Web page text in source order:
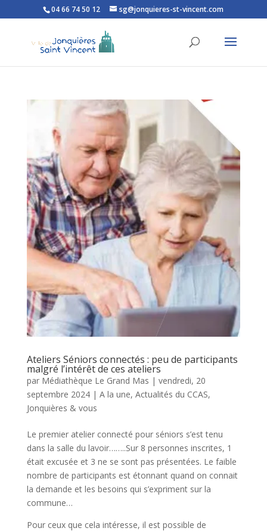
Ouvrir la barre d’outils
04 66 74 50 12 sg@jonquieres-st-vincent.com
Ateliers Séniors connectés : peu de participants
malgré l’intérêt de ces ateliers
par Médiathèque Le Grand Mas | vendredi, 20
septembre 2024| A la une, Actualités du CCAS,
Jonquières & vous
Le premier atelier connecté pour séniors s’est tenu
dans la salle du lavoir……..Sur 8 personnes inscrites, 1
était excusée et 3 ne se sont pas présentées. Le faible
nombre de participants est étonnant quand on connait
la demande et les besoins qui s’expriment sur la
commune…
Pour ceux que cela intéresse, il est possible de